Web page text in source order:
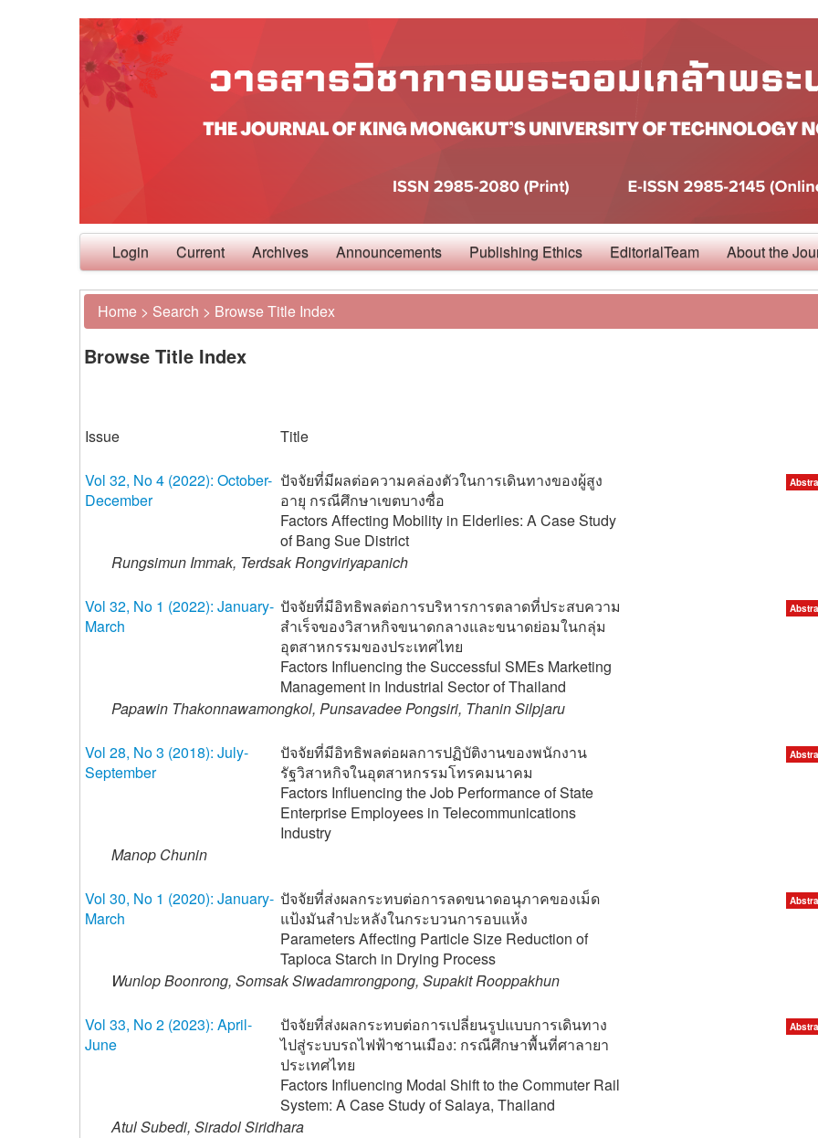
Login Current Archives Announcements Publishing Ethics EditorialTeam About the
Home > Search > Browse Title Index
Browse Title Index
Issue Title
Vol 32, No 4 (2022): October-
December
ปัจจัยที่มีผลต่อความคล่องตัวในการเดินทางของผู้สูง
อายุ กรณีศึกษาเขตบางซื่อ
Factors Affecting Mobility in Elderlies: A Case Study
of Bang Sue District
Rungsimun Immak, Terdsak Rongviriyapanich
Vol 32, No 1 (2022): January-
March
ปัจจัยที่มีอิทธิพลต่อการบริหารการตลาดที่ประสบความ
สำเร็จของวิสาหกิจขนาดกลางและขนาดย่อมในกลุ่ม
อุตสาหกรรมของประเทศไทย
Factors Influencing the Successful SMEs Marketing
Management in Industrial Sector of Thailand
Papawin Thakonnawamongkol, Punsavadee Pongsiri, Thanin Silpjaru
Vol 28, No 3 (2018): July-
September
ปัจจัยที่มีอิทธิพลต่อผลการปฏิบัติงานของพนักงาน
รัฐวิสาหกิจในอุตสาหกรรมโทรคมนาคม
Factors Influencing the Job Performance of State
Enterprise Employees in Telecommunications
Industry
Manop Chunin
Vol 30, No 1 (2020): January-
March
ปัจจัยที่ส่งผลกระทบต่อการลดขนาดอนุภาคของเม็ด
แป้งมันสำปะหลังในกระบวนการอบแห้ง
Parameters Affecting Particle Size Reduction of
Tapioca Starch in Drying Process
Wunlop Boonrong, Somsak Siwadamrongpong, Supakit Rooppakhun
Vol 33, No 2 (2023): April-
June
ปัจจัยที่ส่งผลกระทบต่อการเปลี่ยนรูปแบบการเดินทาง
ไปสู่ระบบรถไฟฟ้าชานเมือง: กรณีศึกษาพื้นที่ศาลายา
ประเทศไทย
Factors Influencing Modal Shift to the Commuter Rail
System: A Case Study of Salaya, Thailand
Atul Subedi, Siradol Siridhara